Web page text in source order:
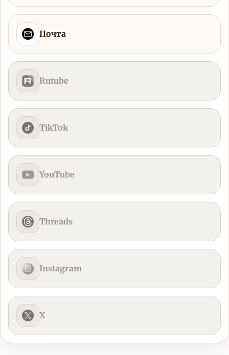
Почта
Rutube
TikTok
YouTube
Threads
Instagram
X